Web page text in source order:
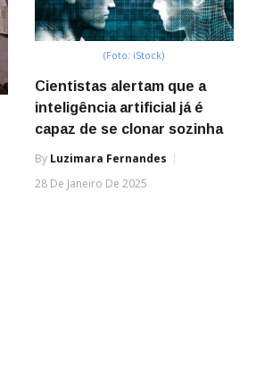
(Foto: iStock)
Cientistas alertam que a
inteligência artificial já é
capaz de se clonar sozinha
By Luzimara Fernandes
28 De Janeiro De 2025